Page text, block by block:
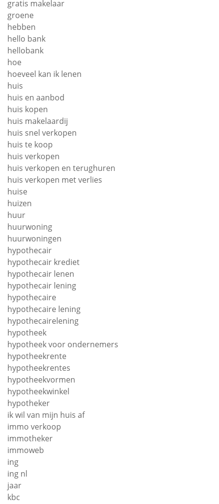
gratis makelaar
groene
hebben
hello bank
hellobank
hoe
hoeveel kan ik lenen
huis
huis en aanbod
huis kopen
huis makelaardij
huis snel verkopen
huis te koop
huis verkopen
huis verkopen en terughuren
huis verkopen met verlies
huise
huizen
huur
huurwoning
huurwoningen
hypothecair
hypothecair krediet
hypothecair lenen
hypothecair lening
hypothecaire
hypothecaire lening
hypothecairelening
hypotheek
hypotheek voor ondernemers
hypotheekrente
hypotheekrentes
hypotheekvormen
hypotheekwinkel
hypotheker
ik wil van mijn huis af
immo verkoop
immotheker
immoweb
ing
ing nl
jaar
kbc